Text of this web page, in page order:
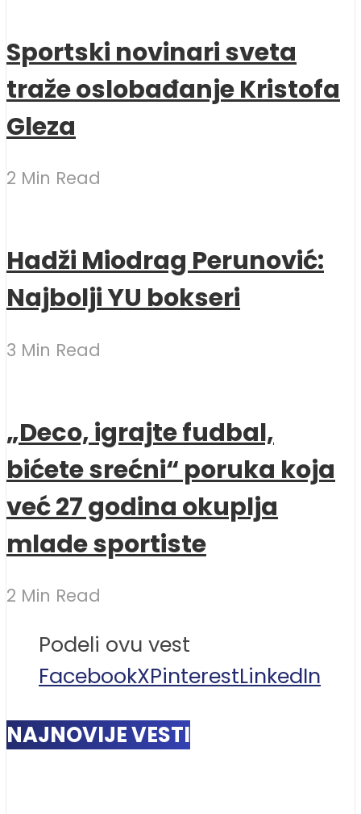
Sportski novinari sveta
traže oslobađanje Kristofa
Gleza
2 Min Read
Hadži Miodrag Perunović:
Najbolji YU bokseri
3 Min Read
„Deco, igrajte fudbal,
bićete srećni“ poruka koja
već 27 godina okuplja
mlade sportiste
2 Min Read
Podeli ovu vest
FacebookXPinterestLinkedIn
NAJNOVIJE VESTI